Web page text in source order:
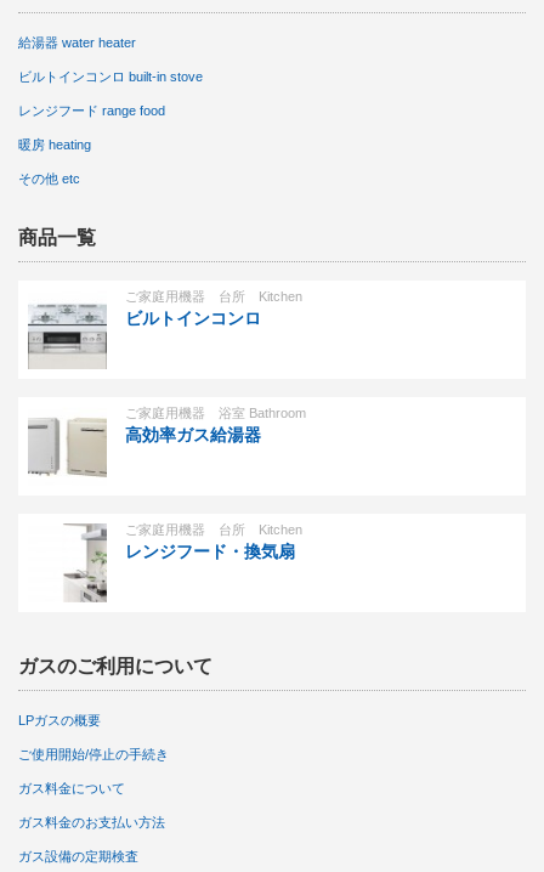
給湯器 water heater
ビルトインコンロ built-in stove
レンジフード range food
暖房 heating
その他 etc
商品一覧
ご家庭用機器 台所 Kitchen
ビルトインコンロ
ご家庭用機器 浴室 Bathroom
高効率ガス給湯器
ご家庭用機器 台所 Kitchen
レンジフード・換気扇
ガスのご利用について
LPガスの概要
ご使用開始/停止の手続き
ガス料金について
ガス料金のお支払い方法
ガス設備の定期検査